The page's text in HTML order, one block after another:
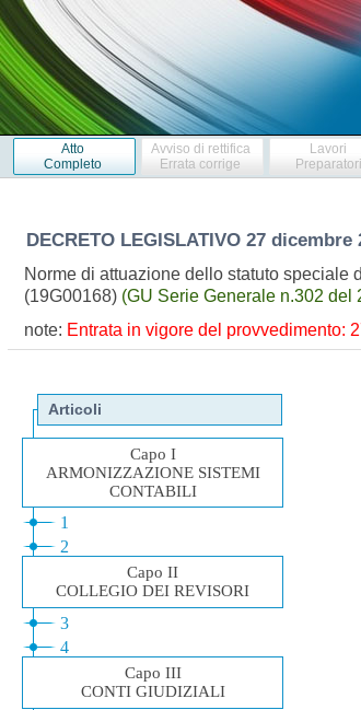
Atto
Completo
Avviso di rettifica
Errata corrige
Lavori
Preparatori
DECRETO LEGISLATIVO 27 dicembre
Norme di attuazione dello statuto
(19G00168) (GU Serie Generale n.302 del
note: Entrata in vigore del provvedimento: